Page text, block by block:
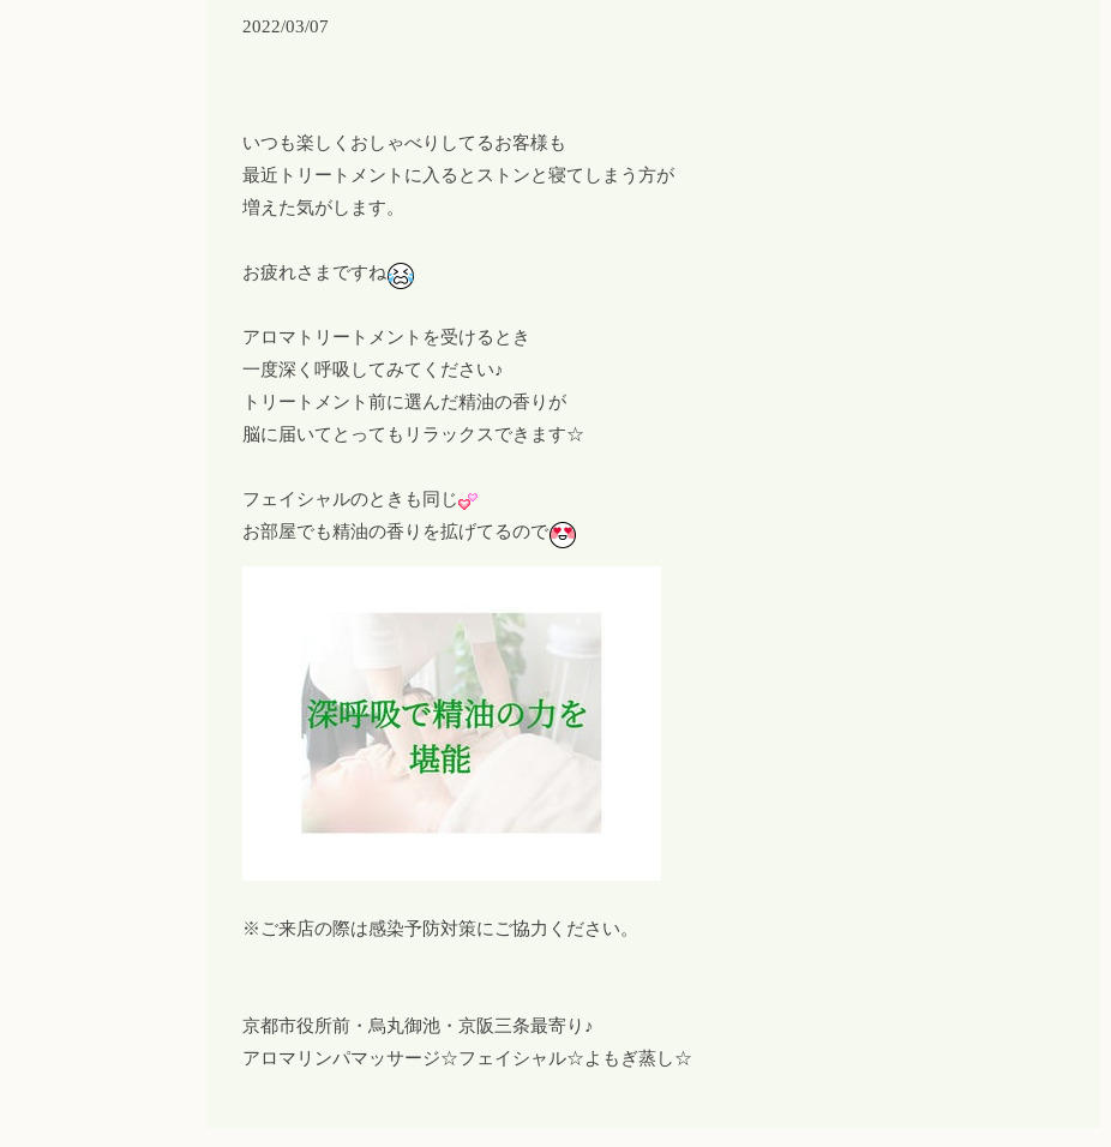
2022/03/07
いつも楽しくおしゃべりしてるお客様も
最近トリートメントに入るとストンと寝てしまう方が
増えた気がします。
お疲れさまですね
アロマトリートメントを受けるとき
一度深く呼吸してみてください♪
トリートメント前に選んだ精油の香りが
脳に届いてとってもリラックスできます☆
フェイシャルのときも同じ
お部屋でも精油の香りを拡げてるので
※ご来店の際は感染予防対策にご協力ください。
京都市役所前・烏丸御池・京阪三条最寄り♪
アロマリンパマッサージ☆フェイシャル☆よもぎ蒸し☆